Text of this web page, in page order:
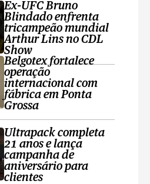
Ex-UFC Bruno
Blindado enfrenta
tricampeão mundial
Arthur Lins no CDL
Show
Belgotex fortalece
operação
internacional com
fábrica em Ponta
Grossa
Ultrapack completa
21 anos e lança
campanha de
aniversário para
clientes